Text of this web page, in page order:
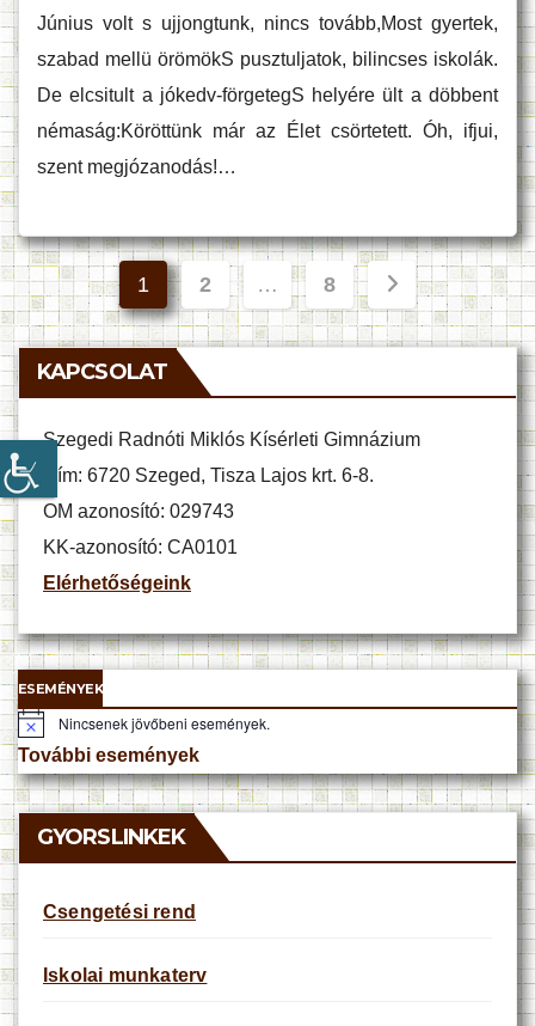
Június volt s ujjongtunk, nincs tovább,Most gyertek,
szabad mellü örömökS pusztuljatok, bilincses iskolák.
De elcsitult a jókedv-förgetegS helyére ült a döbbent
némaság:Köröttünk már az Élet csörtetett. Óh, ifjui,
szent megjózanodás!…
Bejegyzések
lapozása
1 2 … 8
KAPCSOLAT
Szegedi Radnóti Miklós Kísérleti Gimnázium
Cím: 6720 Szeged, Tisza Lajos krt. 6-8.
OM azonosító: 029743
KK-azonosító: CA0101
Elérhetőségeink
ESEMÉNYEK
N
o
t
i
c
e
Nincsenek jövőbeni események.
További események
GYORSLINKEK
Csengetési rend
Iskolai munkaterv